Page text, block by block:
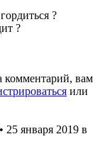
?
?
комментарий, вам
или
• 25 января 2019 в